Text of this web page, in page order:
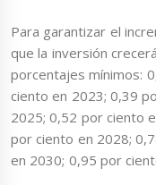
Para garantizar el
que la inversión
porcentajes mínimos:
ciento en 2023; 0,39
2025; 0,52 por ciento
por ciento en 2028;
en 2030; 0,95 por